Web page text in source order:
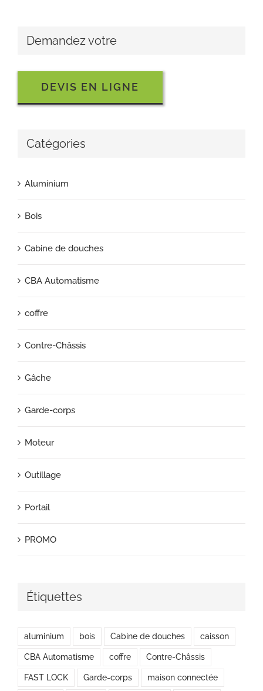
Demandez votre
DEVIS EN LIGNE
Catégories
Aluminium
Bois
Cabine de douches
CBA Automatisme
coffre
Contre-Châssis
Gâche
Garde-corps
Moteur
Outillage
Portail
PROMO
Étiquettes
aluminium bois Cabine de douches caisson
CBA Automatisme coffre Contre-Châssis
FAST LOCK Garde-corps maison connectée